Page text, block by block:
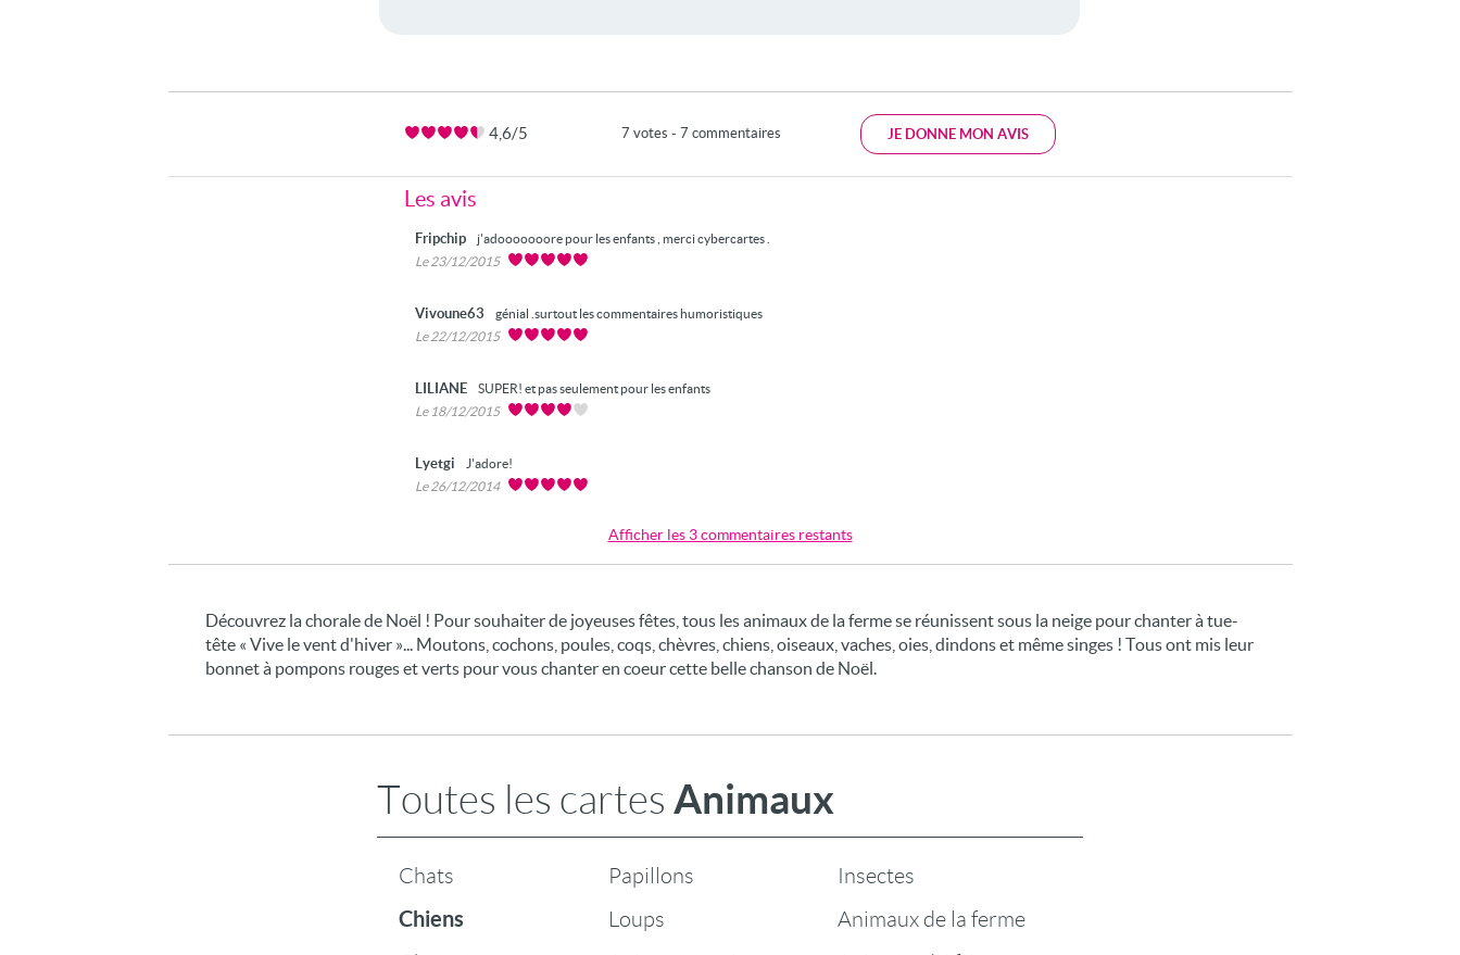
4,6/5 7 votes - 7 commentaires JE DONNE MON AVIS
Les avis
Fripchip
j'adooooooore pour les enfants , merci cybercartes .
Le 23/12/2015
Vivoune63
génial .surtout les commentaires humoristiques
Le 22/12/2015
LILIANE
SUPER! et pas seulement pour les enfants
Le 18/12/2015
Lyetgi
J'adore!
Le 26/12/2014
Afficher les 3 commentaires restants
Découvrez la chorale de Noël ! Pour souhaiter de joyeuses fêtes, tous les animaux de la ferme se réunissent sous la neige pour chanter à tue-
tête « Vive le vent d'hiver »... Moutons, cochons, poules, coqs, chèvres, chiens, oiseaux, vaches, oies, dindons et même singes ! Tous ont mis leur
bonnet à pompons rouges et verts pour vous chanter en coeur cette belle chanson de Noël.
Toutes les cartes Animaux
Chats
Chiens
Papillons
Loups
Insectes
Animaux de la ferme